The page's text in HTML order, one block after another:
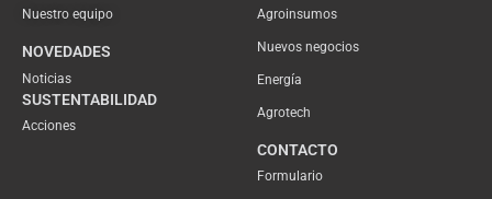
Nuestro equipo
NOVEDADES
Noticias
SUSTENTABILIDAD
Acciones
Agroinsumos
Nuevos negocios
Energía
Agrotech
CONTACTO
Formulario